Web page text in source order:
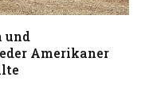
und
Amerikaner